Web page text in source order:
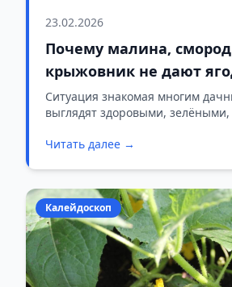
23.02.2026
Почему малина,
крыжовник не дают
хорошем уходе,
Ситуация знакомая многим
выглядят здоровыми,
Читать далее →
Калейдоскоп